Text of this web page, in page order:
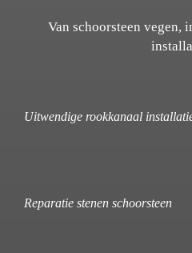
Van schoorsteen vegen,
Uitwendige rookkanaal
Reparatie stenen schoorsteen